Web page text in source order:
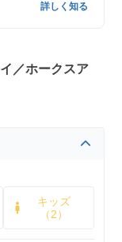
詳しく知る
／ホークスア
キッズ
（2）